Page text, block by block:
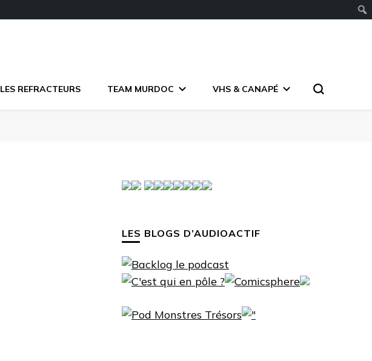
LES REFRACTEURS TEAM MURDOC VHS & CANAPÉ
LES BLOGS D’AUDIOACTIF